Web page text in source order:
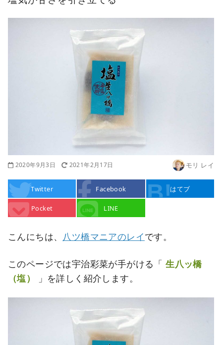
2020年9月3日 2021年2月17日 モリ レイ
Twitter Facebook はてブ
Pocket LINE
こんにちは、 八ツ橋マニアのレイです。
このページでは宇治彩菜が手がける「 生八ッ橋
（塩）
」を詳しく紹介します。